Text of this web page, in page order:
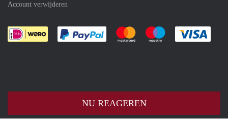
NU REAGEREN
Account verwijderen
Je rekent gemakkelijk af met Paypal
Je rekent gemakkelijk af met
Je rekent